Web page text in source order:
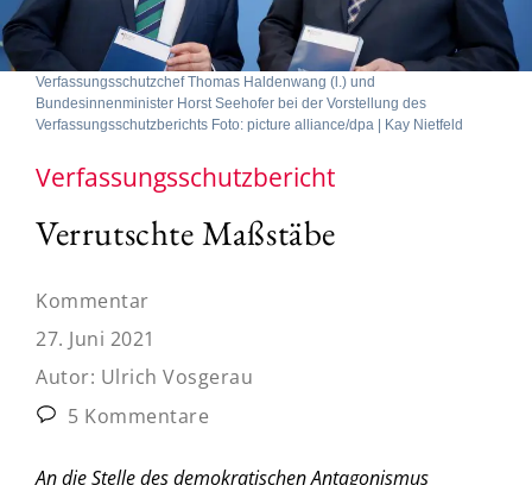
Verfassungsschutzchef Thomas Haldenwang (l.) und
Bundesinnenminister Horst Seehofer bei der Vorstellung des
Verfassungsschutzberichts Foto: picture alliance/dpa | Kay Nietfeld
Verfassungsschutzbericht
Verrutschte Maßstäbe
Kommentar
27. Juni 2021
Autor: Ulrich Vosgerau
5 Kommentare
An die Stelle des demokratischen Antagonismus